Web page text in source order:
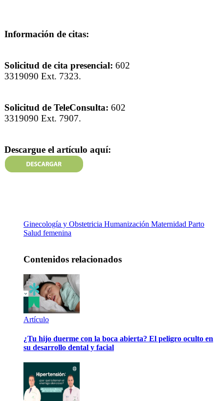
Información de citas:
Solicitud de cita presencial: 602
3319090 Ext. 7323.
Solicitud de TeleConsulta: 602
3319090 Ext. 7907.
Descargue el artículo aquí:
Ginecología y Obstetricia Humanización Maternidad Parto
Salud femenina
Contenidos relacionados
Artículo
¿Tu hijo duerme con la boca abierta? El peligro oculto en
su desarrollo dental y facial